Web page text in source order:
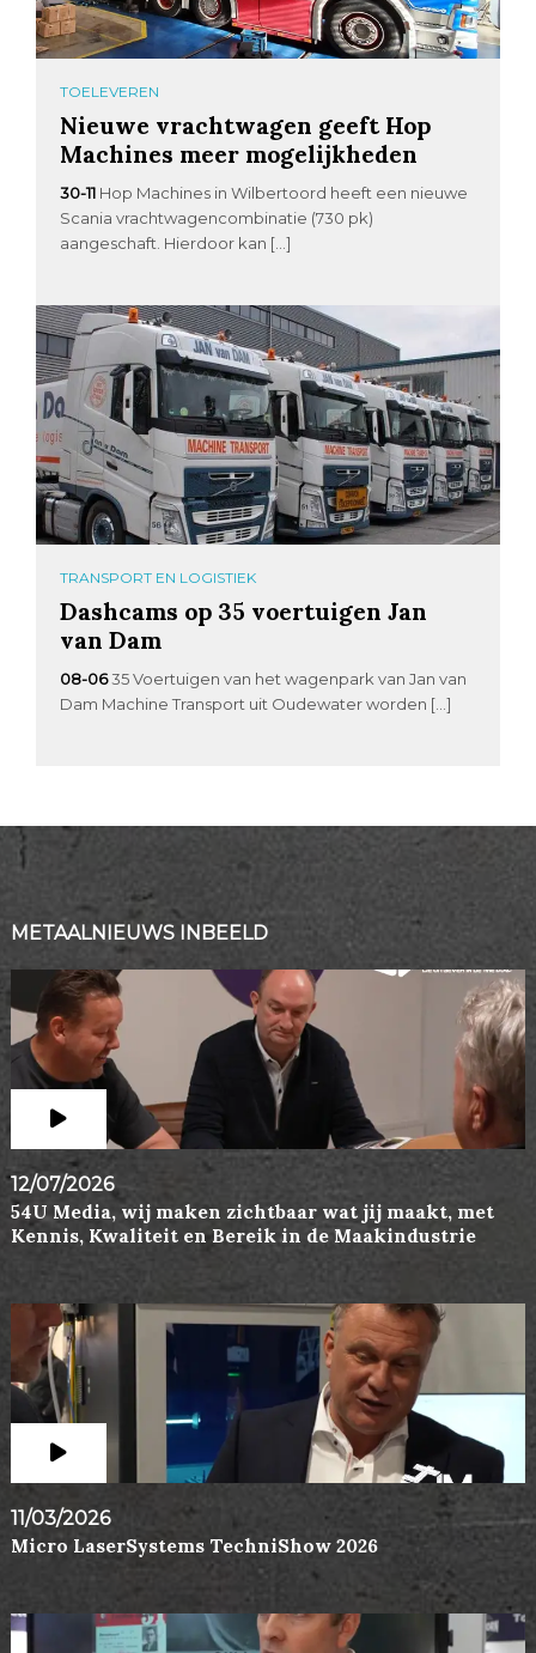
TOELEVEREN
Nieuwe vrachtwagen geeft Hop
Machines meer mogelijkheden
30-11 Hop Machines in Wilbertoord heeft een nieuwe
Scania vrachtwagencombinatie (730 pk)
aangeschaft. Hierdoor kan […]
TRANSPORT EN LOGISTIEK
Dashcams op 35 voertuigen Jan
van Dam
08-0635 Voertuigen van het wagenpark van Jan van
Dam Machine Transport uit Oudewater worden […]
METAALNIEUWS INBEELD
12/07/2026
54U Media, wij maken zichtbaar wat jij maakt, met
Kennis, Kwaliteit en Bereik in de Maakindustrie
11/03/2026
Micro LaserSystems TechniShow 2026